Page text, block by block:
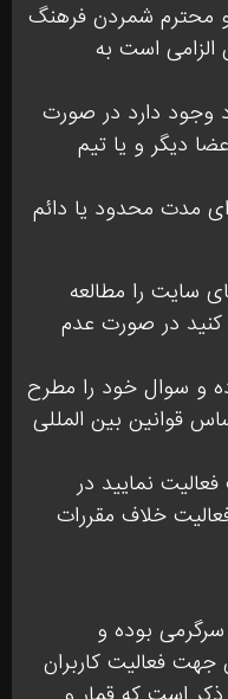
و محترم شمردن فرهنگ
الزامی است به
وجود دارد در صورت
دیگر و یا تیم
مدت محدود یا دائم
سایت را مطالعه
کنید در صورت عدم
و سوال خود را مطرح
قوانین بین المللی
نمایید در
خلاف مقررات
بوده و
فعالیت کاربران